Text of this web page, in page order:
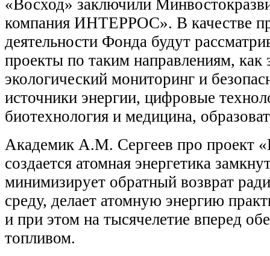
«Восход» заключили
компания ИНТЕРРОС». В качестве
деятельности Фонда будут
проекты по таким направлениям, как
экологический мониторинг и
источники энергии, цифровые
биотехнология и медицина,
Академик А.М. Сергеев про проект
создается атомная энергетика
минимизирует обратный возврат
среду, делает атомную энергию
и при этом на тысячелетие вперед
топливом.